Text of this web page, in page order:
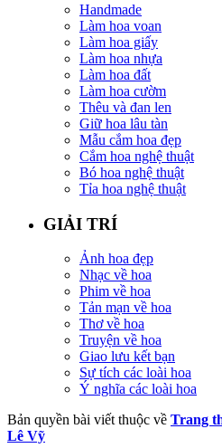
Handmade
Làm hoa voan
Làm hoa giấy
Làm hoa nhựa
Làm hoa đất
Làm hoa cườm
Thêu và đan len
Giữ hoa lâu tàn
Mẫu cắm hoa đẹp
Cắm hoa nghệ thuật
Bó hoa nghệ thuật
Tỉa hoa nghệ thuật
GIẢI TRÍ
Ảnh hoa đẹp
Nhạc về hoa
Phim về hoa
Tản mạn về hoa
Thơ về hoa
Truyện về hoa
Giao lưu kết bạn
Sự tích các loài hoa
Ý nghĩa các loài hoa
Bản quyền bài viết thuộc về Trang
Lê Vỹ